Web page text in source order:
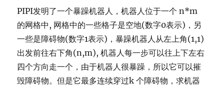
误
排
PIPI发明了一个暴躁机器人，机器人位于一个 n*m
的网格中, 网格中的一些格子是空地(数字0表示)，另
一些是障碍物(数字1表示)，暴躁机器人从左上角(1,1)
出发前往右下角(n,m), 机器人每一步可以往上下左右
四个方向走一个，由于机器人很暴躁，所以它可以摧
毁障碍物。但是它最多连续穿过k 个障碍物，求机器